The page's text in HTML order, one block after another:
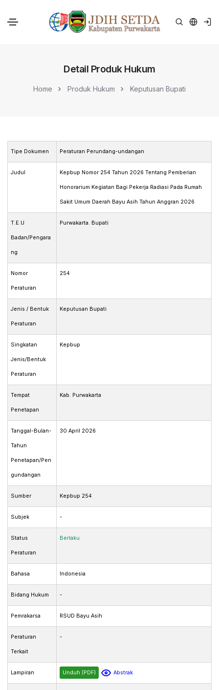
Detail Produk Hukum
Home Produk Hukum Keputusan Bupati
Tipe Dokumen Peraturan Perundang-undangan
Judul Kepbup Nomor 254 Tahun 2026 Tentang Pemberian
Honorarium Kegiatan Bagi Pekerja Radiasi Pada Rumah
Sakit Umum Daerah Bayu Asih Tahun Anggran 2026
T.E.U
Badan/Pengara
ng
Purwakarta. Bupati
Nomor
Peraturan
254
Jenis / Bentuk
Peraturan
Keputusan Bupati
Singkatan
Jenis/Bentuk
Peraturan
Kepbup
Tempat
Penetapan
Kab. Purwakarta
Tanggal-Bulan-
Tahun
Penetapan/Pen
gundangan
30 April 2026
Sumber Kepbup 254
Subjek -
Status
Peraturan
Berlaku
Bahasa Indonesia
Bidang Hukum -
Pemrakarsa RSUD Bayu Asih
Peraturan
Terkait
-
Lampiran Unduh (PDF) Abstrak